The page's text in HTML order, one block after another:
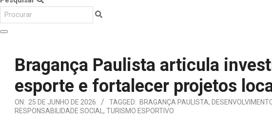
Bragança Paulista articula
esporte e fortalecer projetos
ON: 25 DE JUNHO DE 2026 TAGGED: BRAGANÇA PAULISTA,
RESPONSABILIDADE SOCIAL , TURISMO ESPORTIVO